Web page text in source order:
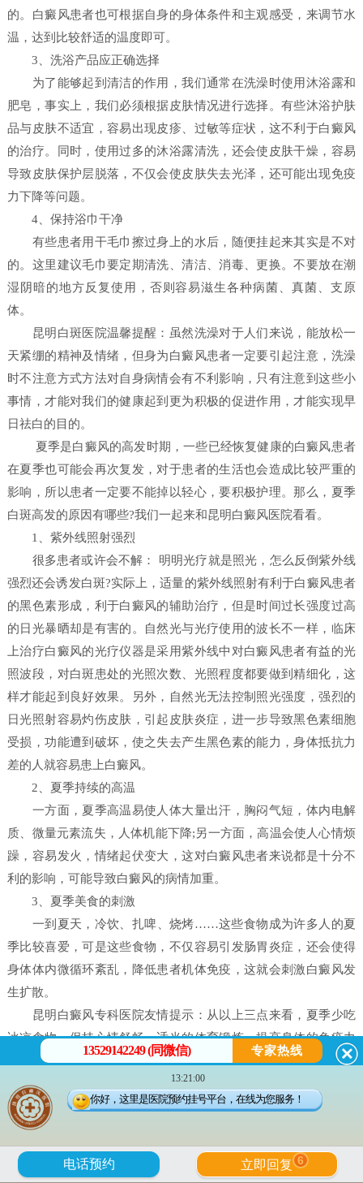
的。白癜风患者也可根据自身的身体条件和主观感受，来调节水
温，达到比较舒适的温度即可。
3、洗浴产品应正确选择
为了能够起到清洁的作用，我们通常在洗澡时使用沐浴露和
肥皂，事实上，我们必须根据皮肤情况进行选择。有些沐浴护肤
品与皮肤不适宜，容易出现皮疹、过敏等症状，这不利于白癜风
的治疗。同时，使用过多的沐浴露清洗，还会使皮肤干燥，容易
导致皮肤保护层脱落，不仅会使皮肤失去光泽，还可能出现免疫
力下降等问题。
4、保持浴巾干净
有些患者用干毛巾擦过身上的水后，随便挂起来其实是不对
的。这里建议毛巾要定期清洗、清洁、消毒、更换。不要放在潮
湿阴暗的地方反复使用，否则容易滋生各种病菌、真菌、支原
体。
昆明白斑医院温馨提醒：虽然洗澡对于人们来说，能放松一
天紧绷的精神及情绪，但身为白癜风患者一定要引起注意，洗澡
时不注意方式方法对自身病情会有不利影响，只有注意到这些小
事情，才能对我们的健康起到更为积极的促进作用，才能实现早
日祛白的目的。
夏季是白癜风的高发时期，一些已经恢复健康的白癜风患者
在夏季也可能会再次复发，对于患者的生活也会造成比较严重的
影响，所以患者一定要不能掉以轻心，要积极护理。那么，夏季
白斑高发的原因有哪些?我们一起来和昆明白癜风医院看看。
1、紫外线照射强烈
很多患者或许会不解： 明明光疗就是照光，怎么反倒紫外线
强烈还会诱发白斑?实际上，适量的紫外线照射有利于白癜风患者
的黑色素形成，利于白癜风的辅助治疗，但是时间过长强度过高
的日光暴晒却是有害的。自然光与光疗使用的波长不一样，临床
上治疗白癜风的光疗仪器是采用紫外线中对白癜风患者有益的光
照波段，对白斑患处的光照次数、光照程度都要做到精细化，这
样才能起到良好效果。另外，自然光无法控制照光强度，强烈的
日光照射容易灼伤皮肤，引起皮肤炎症，进一步导致黑色素细胞
受损，功能遭到破坏，使之失去产生黑色素的能力，身体抵抗力
差的人就容易患上白癜风。
2、夏季持续的高温
一方面，夏季高温易使人体大量出汗，胸闷气短，体内电解
质、微量元素流失，人体机能下降;另一方面，高温会使人心情烦
躁，容易发火，情绪起伏变大，这对白癜风患者来说都是十分不
利的影响，可能导致白癜风的病情加重。
3、夏季美食的刺激
一到夏天，冷饮、扎啤、烧烤……这些食物成为许多人的夏
季比较喜爱，可是这些食物，不仅容易引发肠胃炎症，还会使得
身体体内微循环紊乱，降低患者机体免疫，这就会刺激白癜风发
生扩散。
昆明白癜风专科医院友情提示：从以上三点来看，夏季少吃
冰凉食物、保持心情舒畅，适当的体育锻炼，提高身体的免疫力
等，都是白癜风必要的日常防护，但是夏季比较重要的一点还是
要做好防晒。
夏季即将来临，新一轮的保健要提上日程，在这个特殊的季
节，白癜风患者除了要经常锻炼外，还要有良好的饮食习惯，以
防生病，避免白癜风恶化。除了注意皮肤护理外，还要注意饮食
调理，多吃一些健康食品，不仅能美容养颜，而且有助于白斑的
13529142249 (同微信) 专家热线
13:21:00
你好，这里是医院预约挂号平台，在线为您服务！
电话预约 立即回复 6